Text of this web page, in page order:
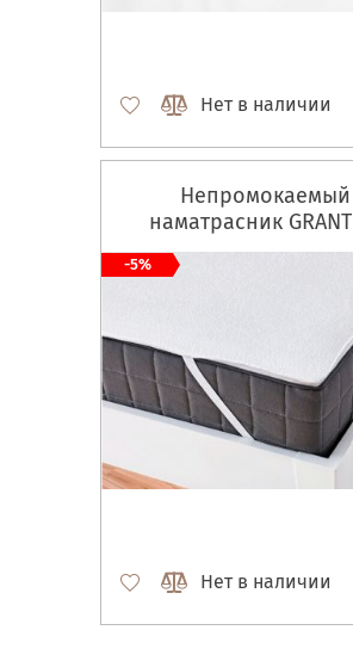
Нет в наличии
Непромокаемый
наматрасник
резинке по
Нет в наличии
-5%